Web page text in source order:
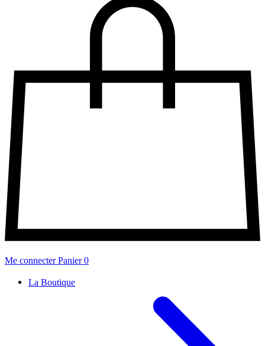
Me connecterPanier0
La Boutique